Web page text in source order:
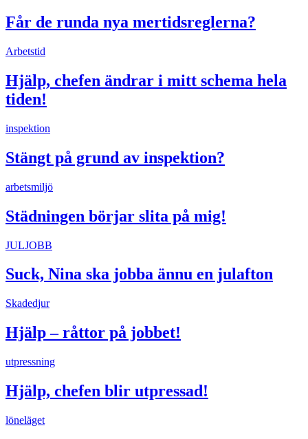
Får de runda nya mertidsreglerna?
Arbetstid
Hjälp, chefen ändrar i mitt schema hela
tiden!
inspektion
Stängt på grund av inspektion?
arbetsmiljö
Städningen börjar slita på mig!
JULJOBB
Suck, Nina ska jobba ännu en julafton
Skadedjur
Hjälp – råttor på jobbet!
utpressning
Hjälp, chefen blir utpressad!
löneläget